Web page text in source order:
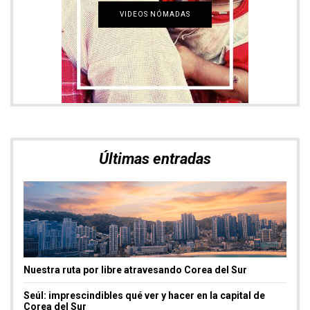
Últimas entradas
Seúl: imprescindibles qué ver y hacer en la capital de
Laponia finlandesa: imprescindibles qué ver y
experiencias únicas
Entradas más leídas